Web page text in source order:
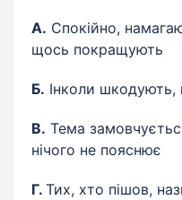
А. Спокійно,
щось покращують
Б. Інколи
В. Тема
нічого не пояснює
Г. Тих, хто пішов,